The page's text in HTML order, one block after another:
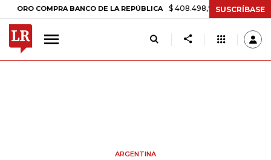
COMPRA BANCO DE LA REPÚBLICA $ 408.498,97 +$ 8.753,81 +2,19%
SUSCRÍBASE
ARGENTINA